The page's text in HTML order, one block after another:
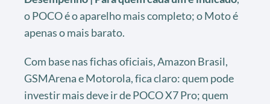
o POCO é o aparelho mais completo; o Moto é
apenas o mais barato.
Com base nas fichas oficiais, Amazon Brasil,
GSMArena e Motorola, fica claro: quem pode
investir mais deve ir de POCO X7 Pro; quem